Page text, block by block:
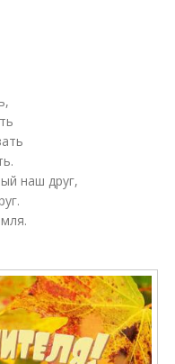
наш друг,